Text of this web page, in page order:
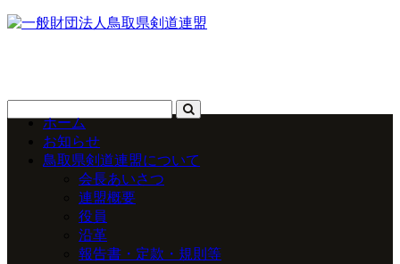
ホーム
お知らせ
鳥取県剣道連盟について
会長あいさつ
連盟概要
役員
沿革
報告書・定款・規則等